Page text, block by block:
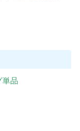
単品